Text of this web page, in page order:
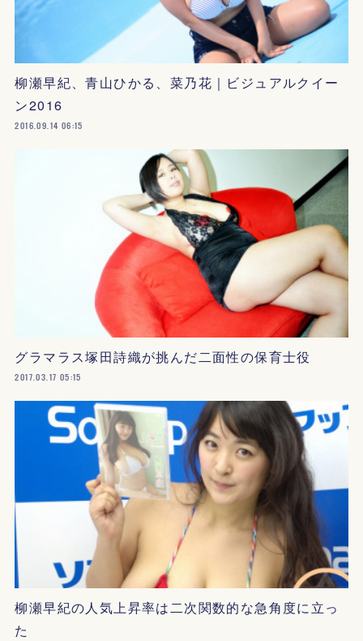
柳瀬早紀、青山ひかる、菜乃花｜ビジュアルクイー
ン2016
2016.09.14 06:15
グラマラス塚田詩織が挑んだ二面性の保育士役
2017.03.17 05:15
柳瀬早紀の人気上昇率は二次関数的な急角度に立っ
た